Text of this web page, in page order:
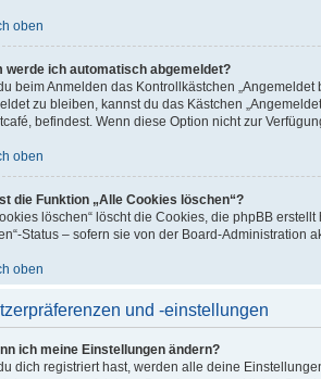
oben
werde ich automatisch abgemeldet?
beim Anmelden das Kontrollkästchen
zu bleiben, kannst du das Kästchen
befindest. Wenn diese Option nicht zur
oben
die Funktion „Alle Cookies löschen“?
löschen“ löscht die Cookies, die phpBB
Status – sofern sie von der Board-
oben
und -einstellungen
ich meine Einstellungen ändern?
dich registriert hast, werden alle deine